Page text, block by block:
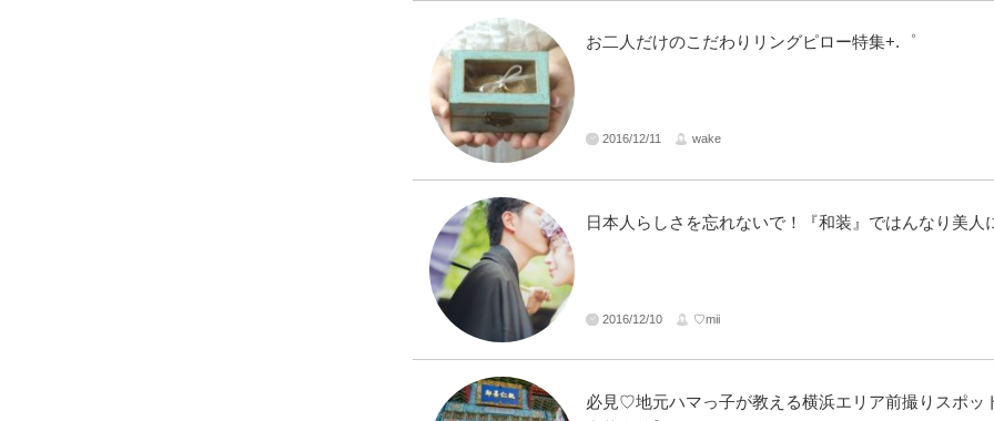
お二人だけのこだわりリングピロー特集+.゜
2016/12/11 wake
日本人らしさを忘れないで！『和装』ではんなり美人
2016/12/10 ♡mii
必見♡地元ハマっ子が教える横浜エリア前撮りスポッ